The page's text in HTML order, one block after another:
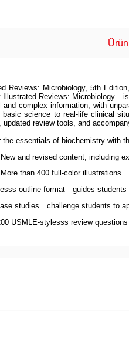
Reviews: Microbiology, 5th
Reviews: Microbiology is
complex information, with
science to real-life clinical
review tools, and
essentials of biochemistry with
and revised content, including
than 400 full-color
outline format guides
studies challenge students to
USMLE-stylesss review